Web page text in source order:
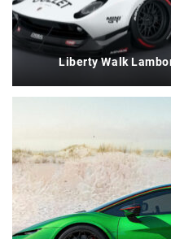
Liberty Walk